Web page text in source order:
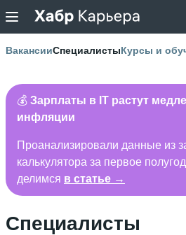
ВакансииСпециалистыКурсы и
💰 Зарплаты в IT растут
инфляции
Проанализировали данные из
калькулятора за первое
делимся в статье →
Специалисты